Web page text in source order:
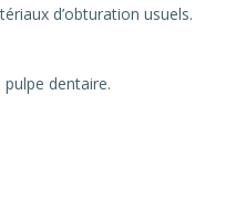
d’obturation usuels.
dentaire.